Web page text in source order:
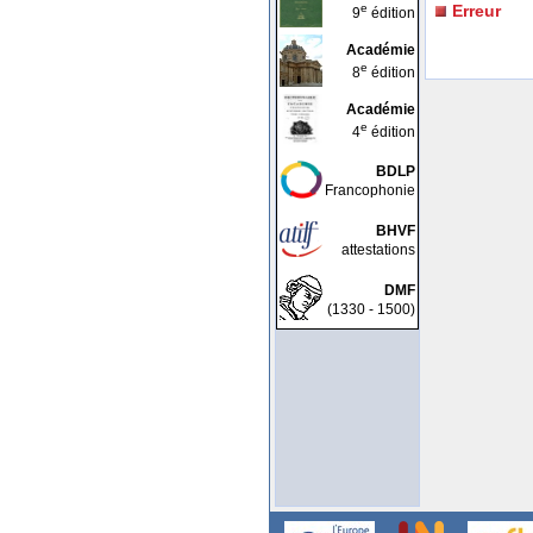
9e édition
Académie
8e édition
Académie
4e édition
BDLP
Francophonie
BHVF
attestations
DMF
(1330 - 1500)
Erreur